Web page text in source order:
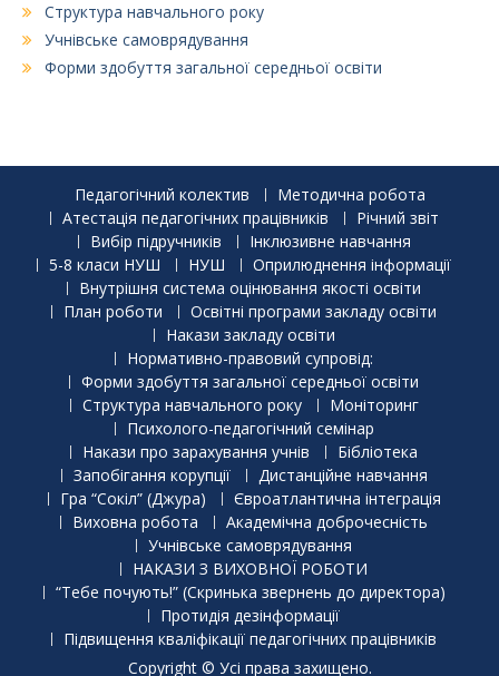
Структура навчального року
Учнівське самоврядування
Форми здобуття загальної середньої освіти
Педагогічний колектив
Методична робота
Атестація педагогічних працівників
Річний звіт
Вибір підручників
Інклюзивне навчання
5-8 класи НУШ
НУШ
Оприлюднення інформації
Внутрішня система оцінювання якості освіти
План роботи
Освітні програми закладу освіти
Накази закладу освіти
Нормативно-правовий супровід:
Форми здобуття загальної середньої освіти
Структура навчального року
Моніторинг
Психолого-педагогічний семінар
Накази про зарахування учнів
Бібліотека
Запобігання корупції
Дистанційне навчання
Гра “Сокіл” (Джура)
Євроатлантична інтеграція
Виховна робота
Академічна доброчесність
Учнівське самоврядування
НАКАЗИ З ВИХОВНОЇ РОБОТИ
“Тебе почують!” (Скринька звернень до директора)
Протидія дезінформації
Підвищення кваліфікації педагогічних працівників
Copyright © Усі права захищено.